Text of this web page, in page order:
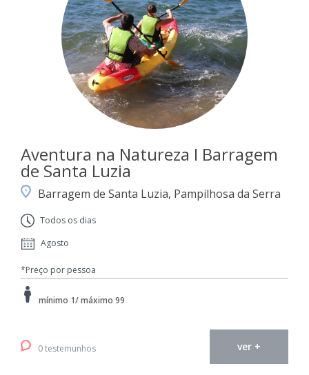
Aventura na Natureza I Barragem
de Santa Luzia
Barragem de Santa Luzia, Pampilhosa da Serra
Todos os dias
Agosto
*Preço por pessoa
mínimo 1/ máximo 99
0 testemunhos ver +